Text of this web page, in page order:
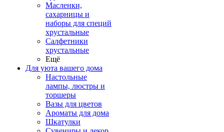
Масленки,
сахарницы и
наборы для специй
хрустальные
Салфетники
хрустальные
Ещё
Для уюта вашего дома
Настольные
лампы, люстры и
торшеры
Вазы для цветов
Ароматы для дома
Шкатулки